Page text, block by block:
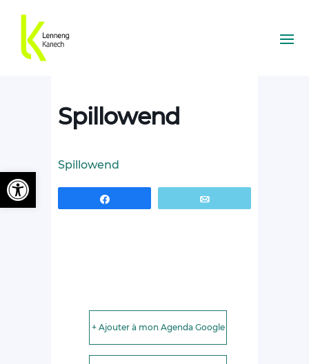
Spillowend
Spillowend
+ Ajouter à mon Agenda Google
Ouvrir la barre d’outils